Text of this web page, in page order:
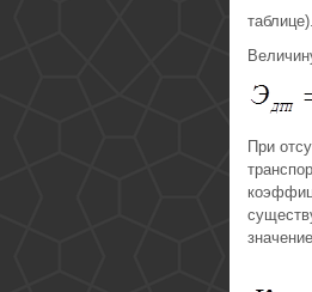
таблице).
При